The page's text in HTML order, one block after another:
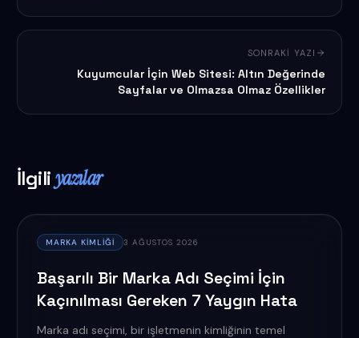
SONRAKI YAZI
Kuyumcular İçin Web Sitesi: Altın Değerinde
Sayfalar ve Olmazsa Olmaz Özellikler
İlgiliyazılar
MARKA KIMLIĞI 3 AĞUSTOS 2026
Başarılı Bir Marka Adı Seçimi İçin
Kaçınılması Gereken 7 Yaygın Hata
Marka adı seçimi, bir işletmenin kimliğinin temel